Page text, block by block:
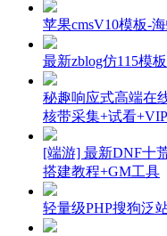
苹果cmsV10模板-
最新zblog仿115模板
秘趣响应式高端在
核带采集+试看
[端游] 最新DNF十
搭建教程+GM工具
轻量级PHP搜狗泛